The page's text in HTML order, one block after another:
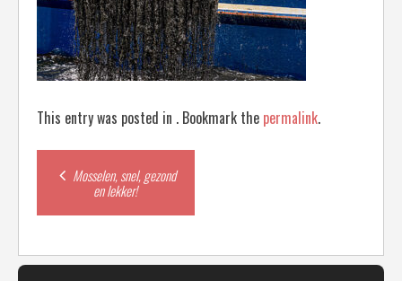
This entry was posted in . Bookmark the permalink.
Post
navigation
Mosselen, snel, gezond
en lekker!